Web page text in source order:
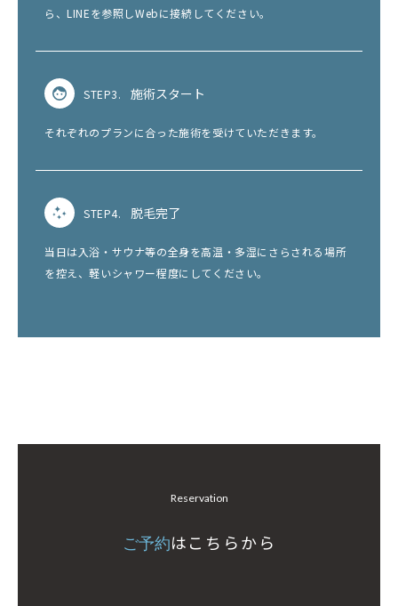
ら、LINEを参照しWebに接続してください。
STEP3. 施術スタート
それぞれのプランに合った施術を受けていただきます。
STEP4. 脱毛完了
当日は入浴・サウナ等の全身を高温・多湿にさらされる場所
を控え、軽いシャワー程度にしてください。
Reservation
ご予約はこちらから